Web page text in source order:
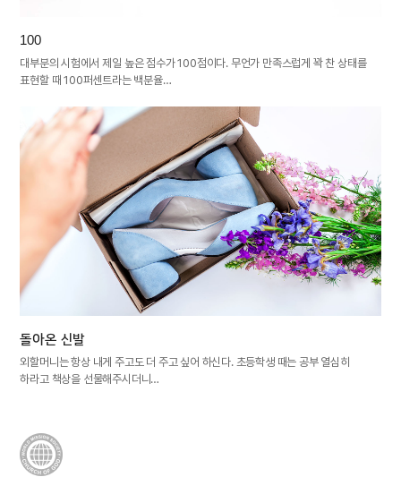
100
대부분의 시험에서 제일 높은 점수가 100점이다. 무언가 만족스럽게 꽉 찬 상태를
표현할 때 100퍼센트라는 백분율…
돌아온 신발
외할머니는 항상 내게 주고도 더 주고 싶어 하신다. 초등학생 때는 공부 열심히
하라고 책상을 선물해주시더니…